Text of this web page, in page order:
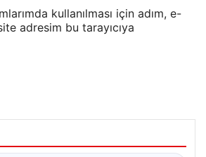
kullanılması için adım, e-
adresim bu tarayıcıya